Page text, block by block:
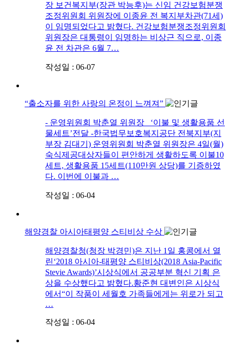
장 보건복지부(장관 박능후)는 신임 건강보험분쟁
조정위원회 위원장에 이종윤 전 복지부차관(71세)
이 임명되었다고 밝혔다. 건강보험분쟁조정위원회
위원장은 대통령이 임명하는 비상근 직으로, 이종
윤 전 차관은 6월 7…
작성일 : 06-07
“출소자를 위한 사랑의 온정이 느껴져”
​- 운영위원회 박춘열 위원장 ‘이불 및 생활용품 선
물세트’전달 -한국법무보호복지공단 전북지부(지
부장 김대기) 운영위원회 박춘열 위원장은 4일(월)
숙식제공대상자들이 편안하게 생활하도록 이불10
세트, 생활용품 15세트(110만원 상당)를 기증하였
다. 이번에 이불과 …
작성일 : 06-04
해양경찰 아시아태평양 스티비상 수상
해양경찰청(청장 박경민)은 지난 1일 홍콩에서 열
린‘2018 아시아-태평양 스티비상(2018 Asia-Pacific
Stevie Awards)’시상식에서 공공부분 혁신 기획 은
상을 수상했다고 밝혔다.황준현 대변인은 시상식
에서“이 작품이 세월호 가족들에게는 위로가 되고
…
작성일 : 06-04